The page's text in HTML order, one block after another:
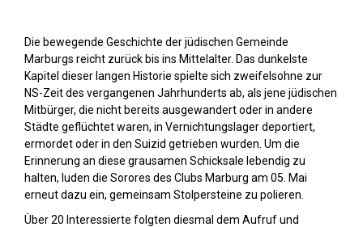
Die bewegende Geschichte der jüdischen Gemeinde
Marburgs reicht zurück bis ins Mittelalter. Das dunkelste
Kapitel dieser langen Historie spielte sich zweifelsohne zur
NS-Zeit des vergangenen Jahrhunderts ab, als jene jüdischen
Mitbürger, die nicht bereits ausgewandert oder in andere
Städte geflüchtet waren, in Vernichtungslager deportiert,
ermordet oder in den Suizid getrieben wurden. Um die
Erinnerung an diese grausamen Schicksale lebendig zu
halten, luden die Sorores des Clubs Marburg am 05. Mai
erneut dazu ein, gemeinsam Stolpersteine zu polieren.
Über 20 Interessierte folgten diesmal dem Aufruf und